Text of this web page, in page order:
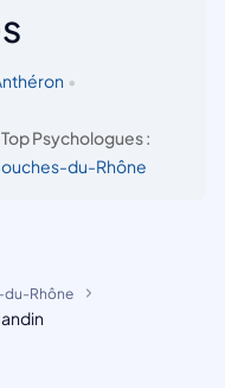
•
Top Psychologues :
du-Rhône
du-Rhône